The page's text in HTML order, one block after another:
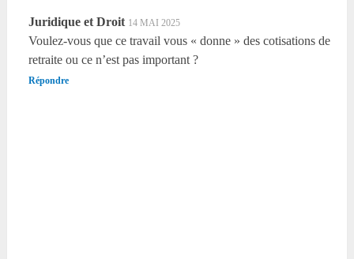
Juridique et Droit 14 MAI 2025
Voulez-vous que ce travail vous « donne » des cotisations de
retraite ou ce n’est pas important ?
Répondre